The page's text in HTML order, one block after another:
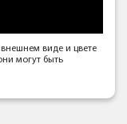
виде и цвете
могут быть